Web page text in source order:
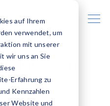
auf Ihrem
verwendet, um
mit unserer
wir uns an Sie
Erfahrung zu
Kennzahlen
Website und
Deutsch
Messen